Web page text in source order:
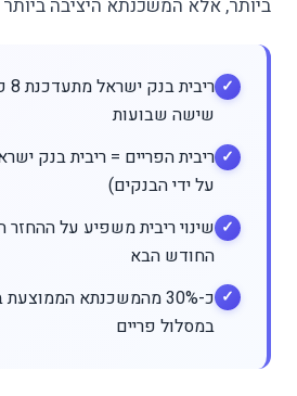
ביותר, אלא המשכנתא היציבה
שישה שבועות
על ידי הבנקים)
שינוי ריבית משפיע על
החודש הבא
כ-30% מהמשכנתא
במסלול פריים